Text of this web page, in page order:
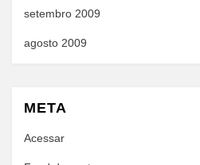
setembro 2009
agosto 2009
META
Acessar